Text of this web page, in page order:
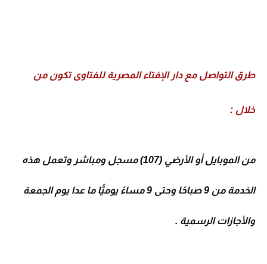
طرق التواصل مع دار الإفتاء المصرية للفتاوى تكون من
خلال :
من الموبايل أو الأرضي (107) مسجل ومباشر وتعمل هذه
الخدمة من 9 صباحًا وحتى 9 مساءً يوميًّا ما عدا يوم الجمعة
والأجازات الرسمية .